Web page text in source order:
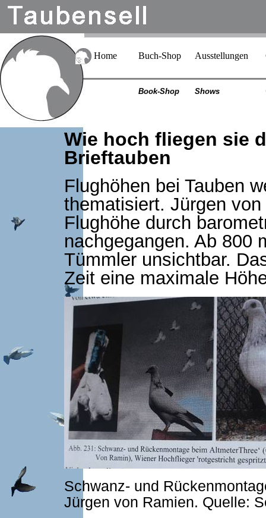
Home Buch-Shop Ausstellungen
Book-Shop Shows
Wie hoch fliegen sie
Brieftauben
Flughöhen bei Tauben
thematisiert. Jürgen
Flughöhe durch
nachgegangen. Ab 800
Tümmler unsichtbar.
Zeit eine maximale
Schwanz- und
Jürgen von Ramien. Quelle: